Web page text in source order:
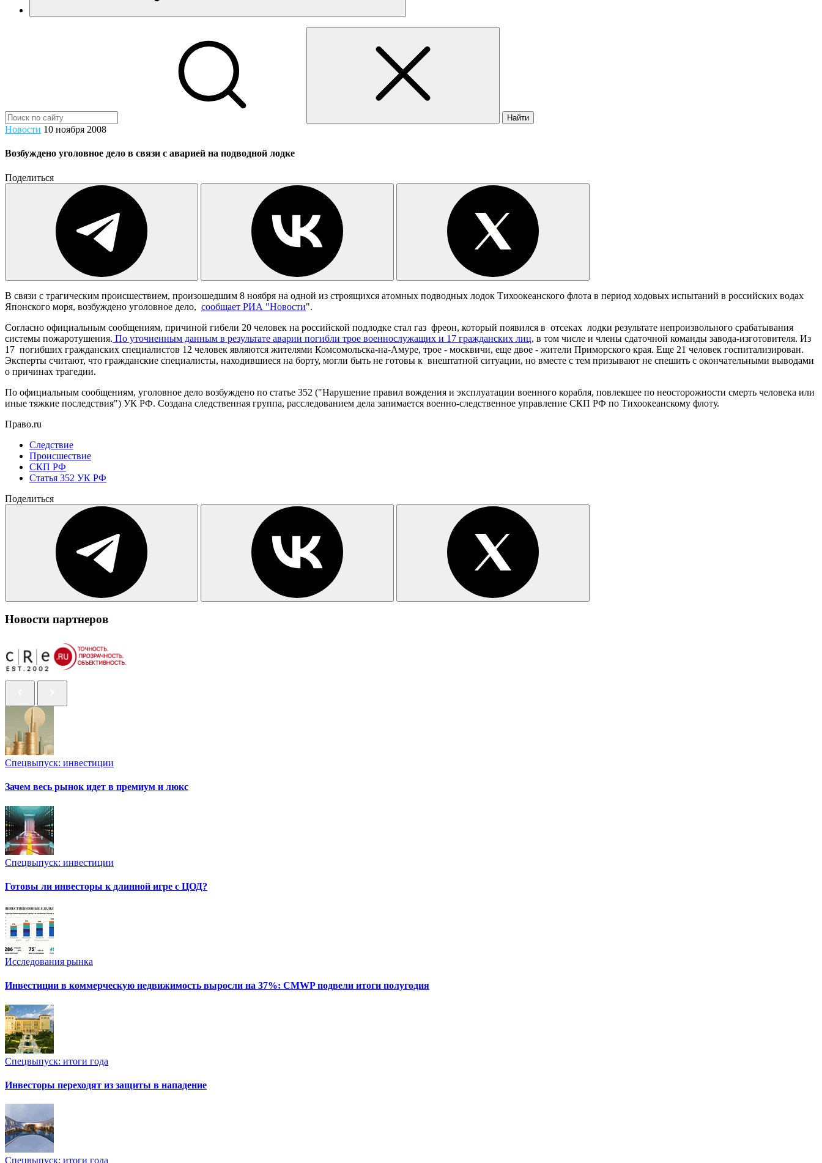
Найти
Новости 10 ноября 2008
Возбуждено уголовное дело в связи с аварией на подводной лодке
Поделиться
В связи с трагическим происшествием, произошедшим 8 ноября на одной из строящихся атомных подводных лодок Тихоокеанского флота в период ходовых испытаний в российских водах
Японского моря, возбуждено уголовное дело, сообщает РИА "Новости".
Согласно официальным сообщениям, причиной гибели 20 человек на российской подлодке стал газ фреон, который появился в отсеках лодки результате непроизвольного срабатывания
системы пожаротушения. По уточненным данным в результате аварии погибли трое военнослужащих и 17 гражданских лиц, в том числе и члены сдаточной команды завода-изготовителя. Из
17 погибших гражданских специалистов 12 человек являются жителями Комсомольска-на-Амуре, трое - москвичи, еще двое - жители Приморского края. Еще 21 человек госпитализирован.
Эксперты считают, что гражданские специалисты, находившиеся на борту, могли быть не готовы к внештатной ситуации, но вместе с тем призывают не спешить с окончательными выводами
о причинах трагедии.
По официальным сообщениям, уголовное дело возбуждено по статье 352 ("Нарушение правил вождения и эксплуатации военного корабля, повлекшее по неосторожности смерть человека или
иные тяжкие последствия") УК РФ. Создана следственная группа, расследованием дела занимается военно-следственное управление СКП РФ по Тихоокеанскому флоту.
Право.ru
Следствие
Происшествие
СКП РФ
Статья 352 УК РФ
Поделиться
Новости партнеров
Спецвыпуск: инвестиции
Зачем весь рынок идет в премиум и люкс
Спецвыпуск: инвестиции
Готовы ли инвесторы к длинной игре с ЦОД?
Исследования рынка
Инвестиции в коммерческую недвижимость выросли на 37%: CMWP подвели итоги полугодия
Спецвыпуск: итоги года
Инвесторы переходят из защиты в нападение
Спецвыпуск: итоги года